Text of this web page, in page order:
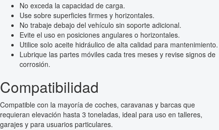
No exceda la capacidad de carga.
Use sobre superficies firmes y horizontales.
No trabaje debajo del vehículo sin soporte adicional.
Evite el uso en posiciones angulares o horizontales.
Utilice solo aceite hidráulico de alta calidad para mantenimiento.
Lubrique las partes móviles cada tres meses y revise signos de
corrosión.
Compatibilidad
Compatible con la mayoría de coches, caravanas y barcas que
requieran elevación hasta 3 toneladas, ideal para uso en talleres,
garajes y para usuarios particulares.